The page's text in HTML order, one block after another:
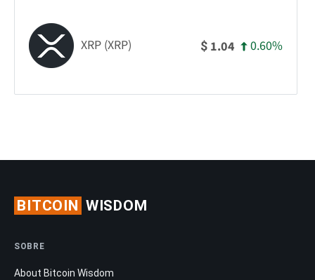
XRP (XRP) $ 1.04 0.60%
BITCOIN WISDOM
SOBRE
About Bitcoin Wisdom